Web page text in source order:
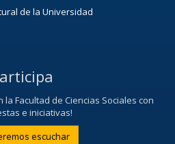
de la Universidad
Facultad de Ciencias Sociales con
e iniciativas!
escuchar